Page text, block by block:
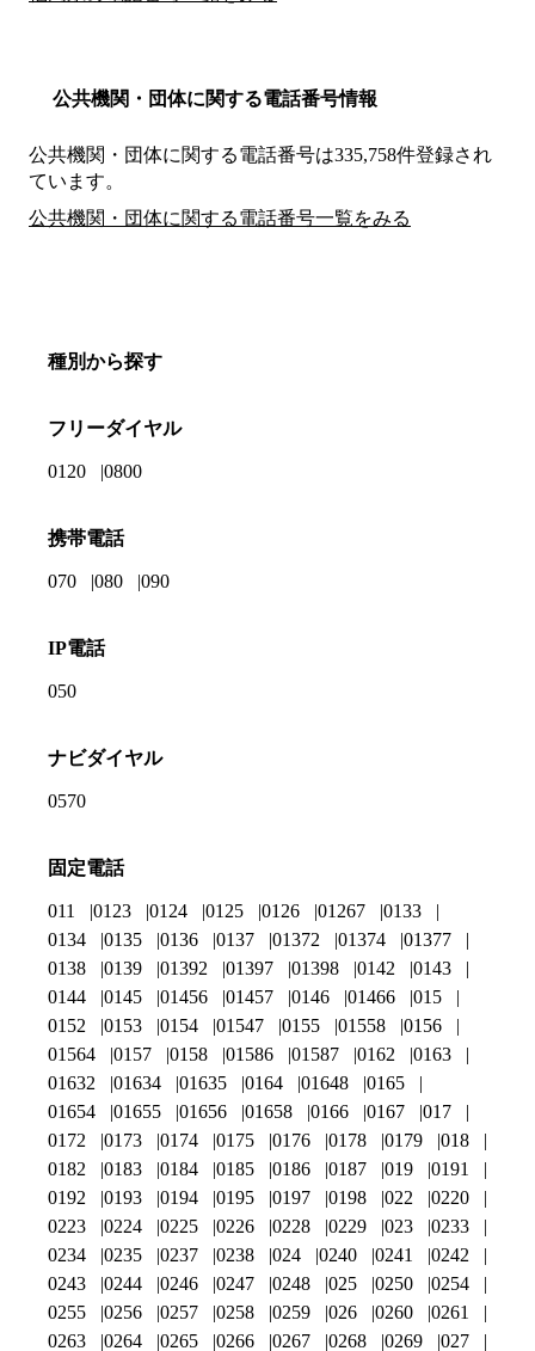
公共機関・団体に関する電話番号情報
公共機関・団体に関する電話番号は335,758件登録され
ています。
公共機関・団体に関する電話番号一覧をみる
種別から探す
フリーダイヤル
0120 0800
携帯電話
070 080 090
IP電話
050
ナビダイヤル
0570
固定電話
011 0123 0124 0125 0126 01267
0133
0134
0135 0136 0137 01372 01374
01377
0138
0139 01392 01397 01398 0142
0143
0144
0145 01456 01457 0146 01466
015
0152
0153 0154 01547 0155 01558
0156
01564
0157 0158 01586 01587 0162
0163
01632
01634 01635 0164 01648
0165
01654
01655 01656 01658 0166 0167
017
0172
0173 0174 0175 0176 0178 0179
018
0182
0183 0184 0185 0186 0187 019
0191
0192
0193 0194 0195 0197 0198 022
0220
0223
0224 0225 0226 0228 0229 023
0233
0234
0235 0237 0238 024 0240 0241
0242
0243
0244 0246 0247 0248 025 0250
0254
0255
0256 0257 0258 0259 026 0260
0261
0263
0264 0265 0266 0267 0268 0269 027